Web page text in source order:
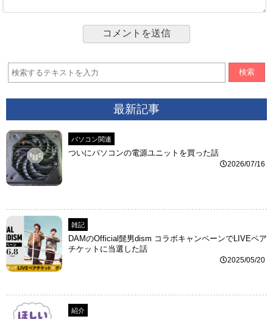
検索
最新記事
パソコン関連
ついにパソコンの電源ユニットを買った話
2026/07/16
雑記
DAMのOfficial髭男dism コラボキャンペーンでLIVEペア
チケットに当選した話
2025/05/20
紹介